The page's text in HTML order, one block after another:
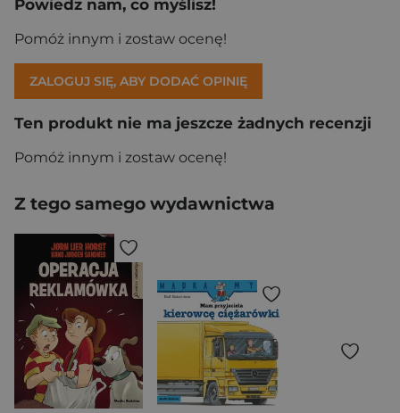
Powiedz nam, co myślisz!
Pomóż innym i zostaw ocenę!
ZALOGUJ SIĘ, ABY DODAĆ OPINIĘ
Ten produkt nie ma jeszcze żadnych recenzji
Pomóż innym i zostaw ocenę!
Z tego samego wydawnictwa